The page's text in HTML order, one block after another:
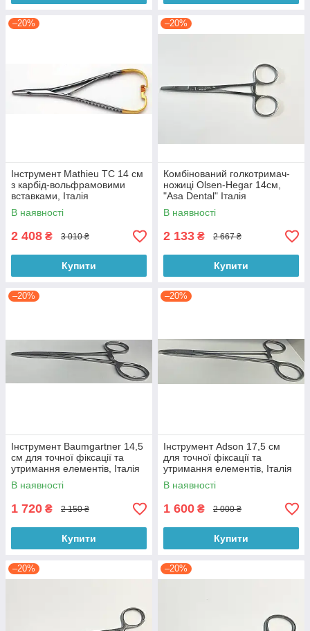
–20%
Інструмент Mathieu TC 14 см
з карбід-вольфрамовими
вставками, Італія
В наявності
2 408 ₴ 3 010 ₴
Купити
–20%
Комбінований голкотримач-
ножиці Olsen-Hegar 14см,
"Asa Dental" Італія
В наявності
2 133 ₴ 2 667 ₴
Купити
–20%
Інструмент Baumgartner 14,5
см для точної фіксації та
утримання елементів, Італія
В наявності
1 720 ₴ 2 150 ₴
Купити
–20%
Інструмент Adson 17,5 см
для точної фіксації та
утримання елементів, Італія
В наявності
1 600 ₴ 2 000 ₴
Купити
–20% –20%